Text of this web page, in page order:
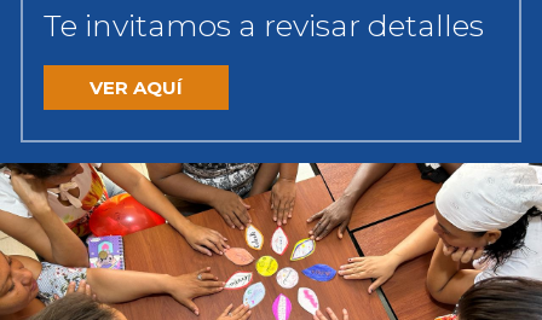
Te invitamos a revisar detalles
VER AQUÍ